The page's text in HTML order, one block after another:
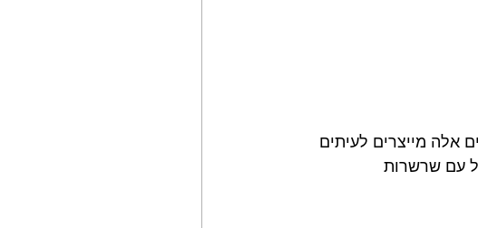
אלה מייצרים לעיתים
עם שרשרות